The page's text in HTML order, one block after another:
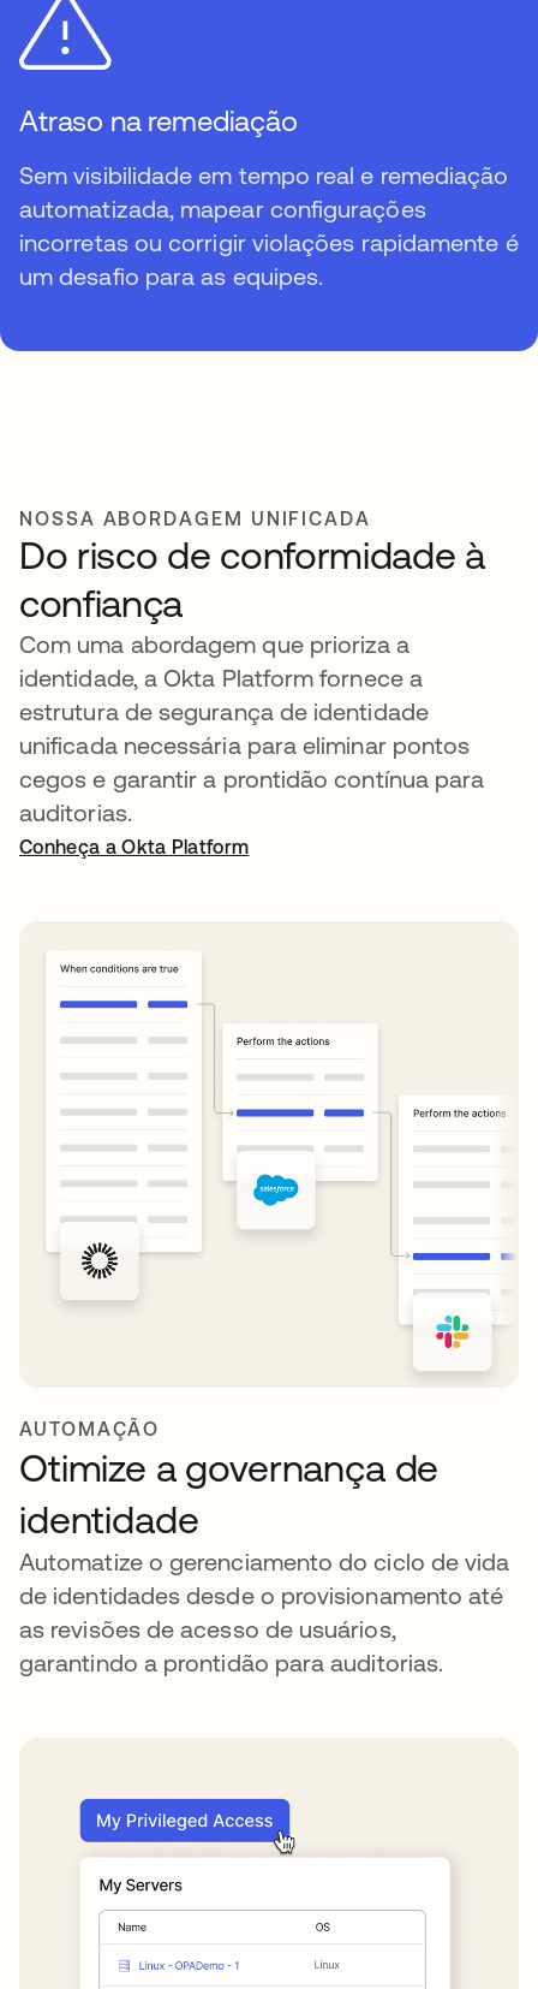
Atraso na remediação
Sem visibilidade em tempo real e remediação
automatizada, mapear configurações
incorretas ou corrigir violações rapidamente é
um desafio para as equipes.
NOSSA ABORDAGEM UNIFICADA
Do risco de conformidade à
confiança
Com uma abordagem que prioriza a
identidade, a Okta Platform fornece a
estrutura de segurança de identidade
unificada necessária para eliminar pontos
cegos e garantir a prontidão contínua para
auditorias.
Conheça a Okta Platform
AUTOMAÇÃO
Otimize a governança de
identidade
Automatize o gerenciamento do ciclo de vida
de identidades desde o provisionamento até
as revisões de acesso de usuários,
garantindo a prontidão para auditorias.